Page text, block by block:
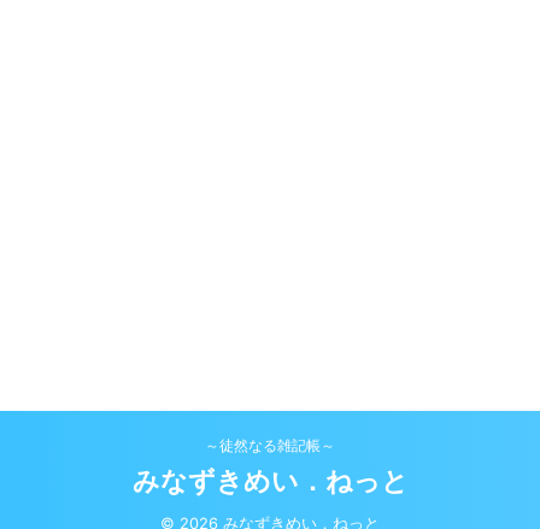
～徒然なる雑記帳～
みなずきめい．ねっと
© 2026 みなずきめい．ねっと